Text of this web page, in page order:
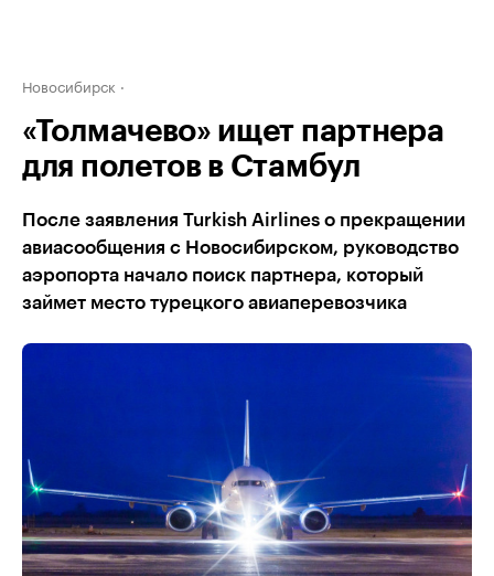
Новосибирск
«Толмачево» ищет партнера
для полетов в Стамбул
После заявления Turkish Airlines о прекращении
авиасообщения с Новосибирском, руководство
аэропорта начало поиск партнера, который
займет место турецкого авиаперевозчика